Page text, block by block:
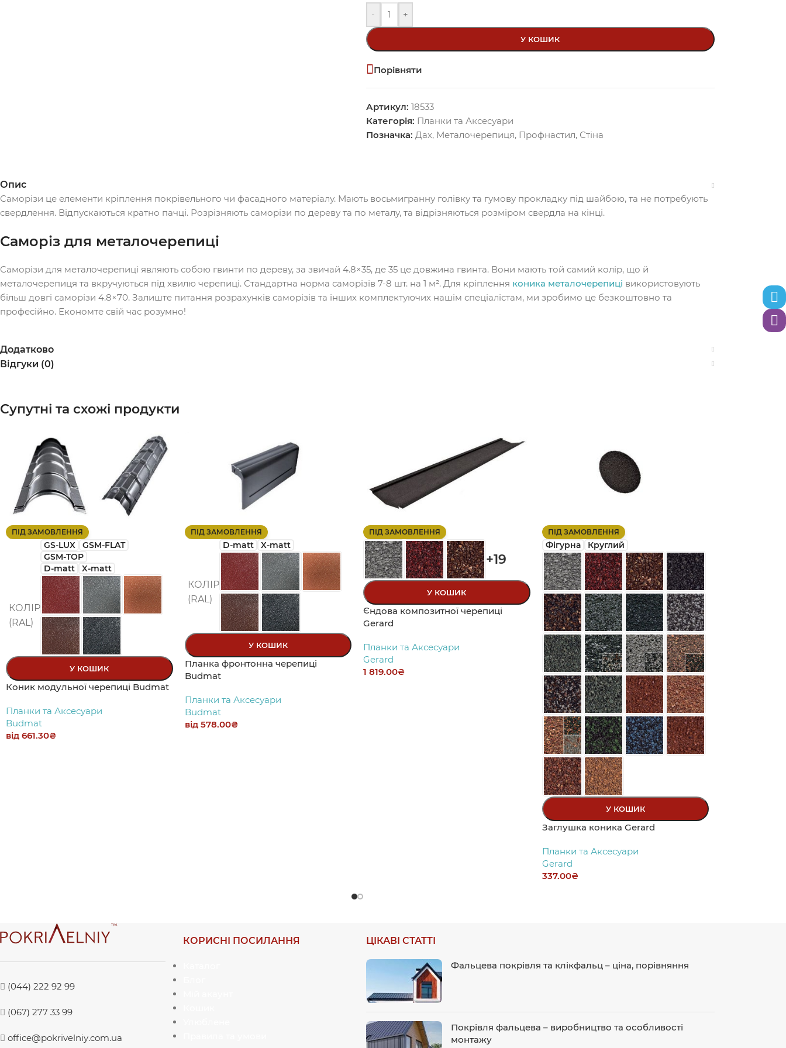
- +
У КОШИК
Порівняти
Артикул: 18533
Категорія: Планки та Аксесуари
Позначка: Дах, Металочерепиця, Профнастил, Стіна
Опис
Саморізи це елементи кріплення покрівельного чи фасадного матеріалу. Мають восьмигранну голівку та гумову прокладку під шайбою, та не потребують
свердлення. Відпускаються кратно пачці. Розрізняють саморізи по дереву та по металу, та відрізняються розміром свердла на кінці.
Саморіз для металочерепиці
Саморізи для металочерепиці являють собою гвинти по дереву, за звичай 4.8×35, де 35 це довжина гвинта. Вони мають той самий колір, що й
металочерепиця та вкручуються під хвилю черепиці. Стандартна норма саморізів 7-8 шт. на 1 м². Для кріплення коника металочерепиці використовують
більш довгі саморізи 4.8×70. Залиште питання розрахунків саморізів та інших комплектуючих нашім спеціалістам, ми зробимо це безкоштовно та
професійно. Економте свій час розумно!
Додатково
Відгуки (0)
Супутні та схожі продукти
ПІД ЗАМОВЛЕННЯ
GS-LUX
GSM-FLAT
GSM-TOP
D-matt
X-matt
КОЛІР
(RAL)
У КОШИК
Коник модульної черепиці Budmat
Планки та Аксесуари
Budmat
від 661.30₴
ПІД ЗАМОВЛЕННЯ
D-matt X-matt
КОЛІР
(RAL)
У КОШИК
Планка фронтонна черепиці
Budmat
Планки та Аксесуари
Budmat
від 578.00₴
ПІД ЗАМОВЛЕННЯ
+19
У КОШИК
Єндова композитної черепиці
Gerard
Планки та Аксесуари
Gerard
1 819.00₴
ПІД ЗАМОВЛЕННЯ
Фігурна Круглий
У КОШИК
Заглушка коника Gerard
Планки та Аксесуари
Gerard
337.00₴
(044) 222 92 99
(067) 277 33 99
office@pokrivelniy.com.ua
КОРИСНІ ПОСИЛАННЯ ЦІКАВІ СТАТТІ
Фальцева покрівля та клікфальц – ціна, порівняння
Покрівля фальцева – виробництво та особливості
монтажу